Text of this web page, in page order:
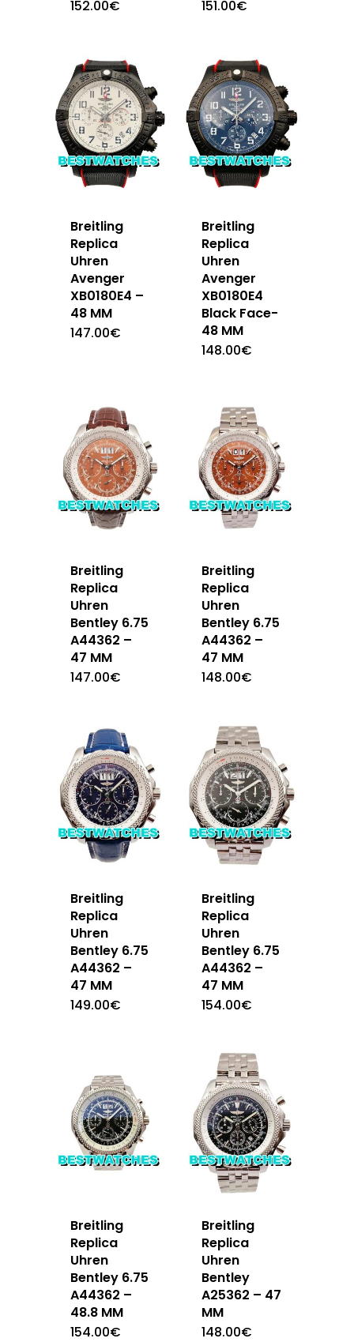
152.00€ 151.00€
Breitling
Replica
Uhren
Avenger
XB0180E4 –
48 MM
147.00€
Breitling
Replica
Uhren
Avenger
XB0180E4
Black Face-
48 MM
148.00€
Breitling
Replica
Uhren
Bentley 6.75
A44362 –
47 MM
147.00€
Breitling
Replica
Uhren
Bentley 6.75
A44362 –
47 MM
148.00€
Breitling
Replica
Uhren
Bentley 6.75
A44362 –
47 MM
149.00€
Breitling
Replica
Uhren
Bentley 6.75
A44362 –
47 MM
154.00€
Breitling
Replica
Uhren
Bentley 6.75
A44362 –
48.8 MM
154.00€
Breitling
Replica
Uhren
Bentley
A25362 – 47
MM
148.00€